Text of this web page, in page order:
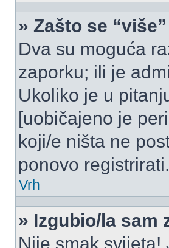
» Zašto se
Dva su moguća
zaporku; ili je
Ukoliko je u
[uobičajeno je
koji/e ništa ne
ponovo registrirati.
Vrh
» Izgubio/la sam
Nije smak